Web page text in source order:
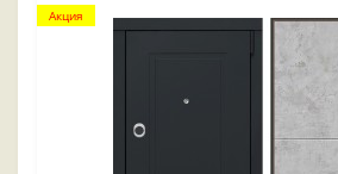
Акция